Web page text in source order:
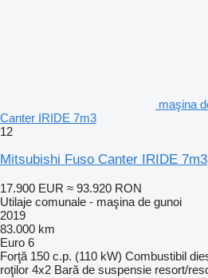
maşina
Canter IRIDE 7m3
12
Mitsubishi Fuso Canter IRIDE 7m3
17.900 EUR ≈ 93.920 RON
Utilaje comunale - maşina de gunoi
2019
83.000 km
Euro 6
Forţă 150 c.p. (110 kW) Combustibil
roţilor 4x2 Bară de suspensie resort/